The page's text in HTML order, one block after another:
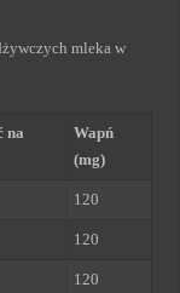
mleka w
na
Wapń
(mg)
120
120
120